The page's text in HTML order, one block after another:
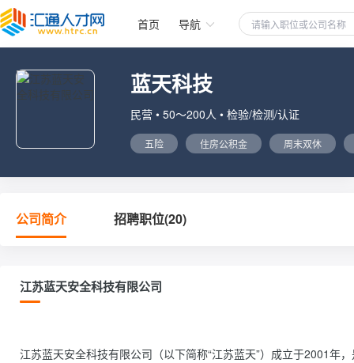
首页 导航
蓝天科技
民营 • 50～200人 • 检验/检测/认证
五险 住房公积金 周末双休
公司简介 招聘职位(20)
江苏蓝天安全科技有限公司
江苏蓝天安全科技有限公司（以下简称“江苏蓝天”）成立于2001年